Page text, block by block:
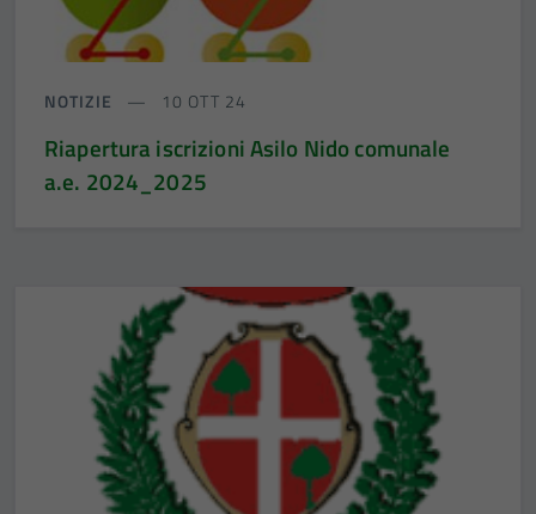
NOTIZIE 10 OTT 24
Riapertura iscrizioni Asilo Nido comunale
a.e. 2024_2025